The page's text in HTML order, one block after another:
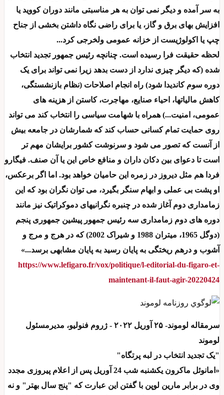
به سر آمده و دیگر نمی توان به هر مناسبتی مانند دوران کووید یا
افزایش بهای برق و گاز، یا برای راضی نگاه داشتن بخشی از جناح
چپ یا اکولوژیست از خزانه عمومی ولخرجی کرد...
لحظه حقیقت فرا رسیده است. چنانچه رئیس جمهور تجدید انتخاب
شده (که دیگر چیزی ندارد از دست بدهد زیرا نمی تواند برای یک
دوره سوم کاندیدا شود) راه انجام اصلاحات (نظام بازنشستگی،
کاهش مالیاتها، احیاء صنایع، مهاجرت، کاستن از هزینه های
عمومی، امنیت...) همراه با شهامت سیاسی را انتخاب کند می تواند
روی حمایت تمام کسانی حساب کند که شمارشان در جامعه بیش
از آنست که تصور می شود و سرنوشت کشور برایشان مهم تر
است تا دعوای بین دکان داران و منافع خاص این یا آن صنف. فیگارو
فردا هم مثل دیروز در زمره این حامیان خواهد بود. اما اگر برعکس،
او پشت بی عملی و ابهام سنگر بگیرد، می توان نگران بود که این
زمامداری دوم آغاز شده در چنبره نگرانیهای دموکراتیک نیز مانند
دوره های دوم زمامداری سه رئیس جمهور پیشین جمهوری پنجم
(دوگل 1965، میتران 1988 و شیراک 2002) که در هرج و مرج و
آشوب و درهم ریختگی به پایان رسید به پایان مشابهی برسد...»
https://www.lefigaro.fr/vox/politique/l-editorial-du-figaro-et-
maintenant-il-faut-agir-20220424
سرمقاله لوموند- ۲۵ آوریل ۲۰۲۲ - ژروم فنولیو، مدیرمسئول
لوموند
"یک تجدید انتخاب در لبه پرتگاه"
«امانوئل ماکرون یکشنبه شب 24 آوریل پس از اعلام پیروزی مجدد
وی در برابر مارین لوپن با گفتن این عبارت که "پنج سال بهتر" و نه